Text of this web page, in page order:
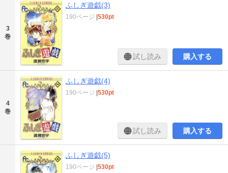
3
巻
ふしぎ遊戯(3)
190ページ |530pt
試し読み 購入する
4
巻
ふしぎ遊戯(4)
190ページ |530pt
試し読み 購入する
ふしぎ遊戯(5)
190ページ |530pt